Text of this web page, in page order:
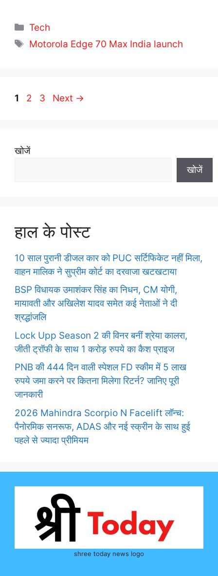
C
a
o
s
Tech
T
Motorola Edge 70 Max India launch
P
1
P
2
P
3 Next →
खोजें
खोजें
हाल के पोस्ट
10 साल पुरानी डीजल कार को PUC सर्टिफिकेट नहीं मिला,
वाहन मालिक ने सुप्रीम कोर्ट का दरवाजा खटखटाया
BSP विधायक उमाशंकर सिंह का निधन, CM योगी,
मायावती और अखिलेश यादव समेत कई नेताओं ने दी
श्रद्धांजलि
Lock Upp Season 2 की विनर बनीं श्रेया कालरा,
जीती ट्रॉफी के साथ 1 करोड़ रुपये का कैश प्राइज
PNB की 444 दिन वाली स्पेशल FD स्कीम में 5 लाख
रुपये जमा करने पर कितना मिलेगा रिटर्न? जानिए पूरी
जानकारी
2026 Mahindra Scorpio N Facelift लॉन्च:
पैनोरमिक सनरूफ, ADAS और नई स्क्रीन के साथ हुई
पहले से ज्यादा प्रीमियम
shree today news logo